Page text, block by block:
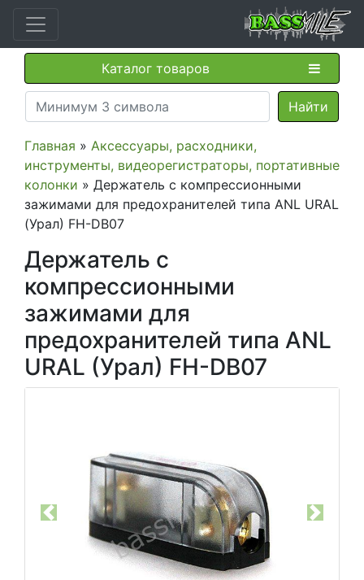
Каталог товаров
Главная » Аксессуары, расходники,
инструменты, видеорегистраторы, портативные
колонки » Держатель с компрессионными
зажимами для предохранителей типа ANL URAL
(Урал) FH-DB07
Держатель с
компрессионными
зажимами для
предохранителей типа ANL
URAL (Урал) FH-DB07
Previous Next